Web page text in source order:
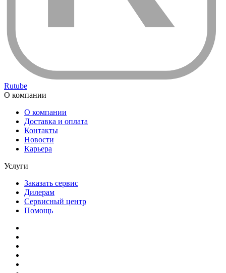
Rutube
О компании
О компании
Доставка и оплата
Контакты
Новости
Карьера
Услуги
Заказать сервис
Дилерам
Сервисный центр
Помощь